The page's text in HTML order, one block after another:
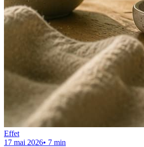
Effet
17 mai 2026• 7 min